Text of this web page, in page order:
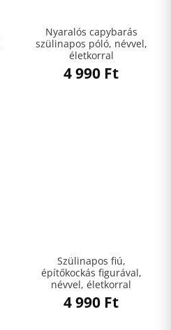
Nyaralós capybarás
szülinapos póló, névvel,
életkorral
4 990 Ft
Szülinapos fiú,
építőkockás figurával,
névvel, életkorral
4 990 Ft